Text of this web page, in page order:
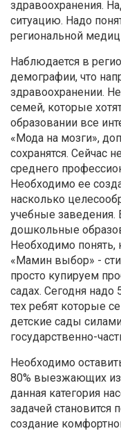
здравоохранения.
ситуацию. Надо
региональной
Наблюдается в
демографии, что
здравоохранении.
семей, которые
образовании все
«Мода на мозги»,
сохранятся. Сейчас
среднего
Необходимо ее
насколько
учебные заведения.
дошкольные
Необходимо понять,
«Мамин выбор» -
просто купируем
садах. Сегодня
тех ребят которые
детские сады
государственно-
Необходимо
80% выезжающих
данная категория
задачей
создание